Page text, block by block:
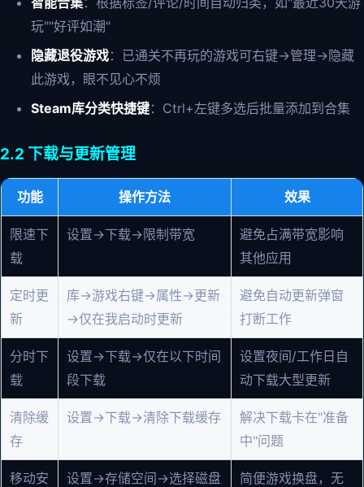
玩""好评如潮"
隐藏退役游戏：已通关不再玩的游戏可右键→管理→隐藏
此游戏，眼不见心不烦
Steam库分类快捷键：Ctrl+左键多选后批量添加到合集
2.2 下载与更新管理
功能 操作方法 效果
限速下
载
设置→下载→限制带宽
避免占满带宽影响
其他应用
定时更
新
库→游戏右键→属性→更新
→仅在我启动时更新
避免自动更新弹窗
打断工作
分时下
载
设置→下载→仅在以下时间
段下载
设置夜间/工作日自
动下载大型更新
清除缓
存
设置→下载→清除下载缓存
解决下载卡在"准备
中"问题
移动安
设置→存储空间→选择磁盘
简便游戏换盘，无